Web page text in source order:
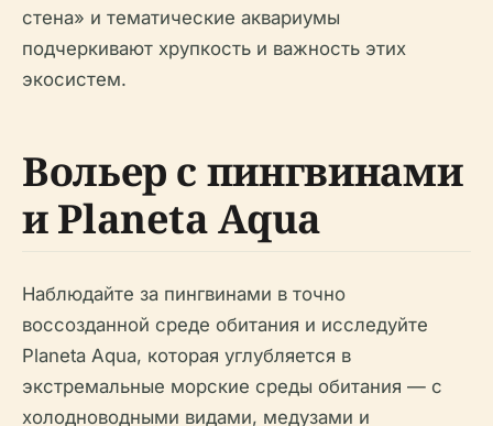
стена» и тематические аквариумы
подчеркивают хрупкость и важность этих
экосистем.
Вольер с пингвинами
и Planeta Aqua
Наблюдайте за пингвинами в точно
воссозданной среде обитания и исследуйте
Planeta Aqua, которая углубляется в
экстремальные морские среды обитания — с
холодноводными видами, медузами и